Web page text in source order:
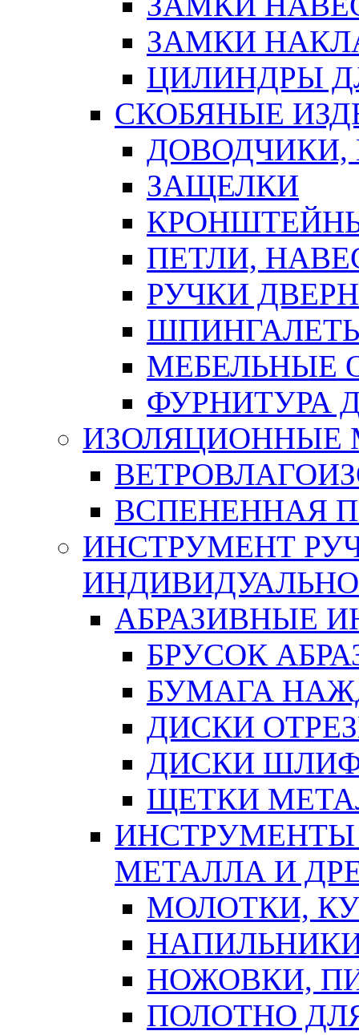
ЗАМКИ
ЦИЛИНДРЫ
СКОБЯНЫЕ
ЗАЩЕЛКИ
ПЕТЛИ,
РУЧКИ
МЕБЕЛЬНЫЕ
ФУРНИТУРА
ИЗОЛЯЦИОННЫЕ
ВСПЕНЕННАЯ
ИНСТРУМЕНТ
АБРАЗИВНЫЕ
БРУСОК
БУМАГА
ДИСКИ
ДИСКИ
ЩЕТКИ
ИНСТРУМЕНТЫ
МЕТАЛЛА И
МОЛОТКИ,
НОЖОВКИ,
ПОЛОТНО